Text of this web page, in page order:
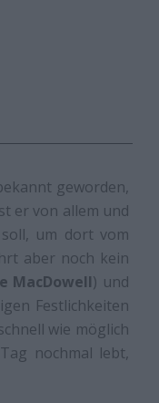
geworden,
er von allem und
um dort vom
aber noch kein
MacDowell) und
Festlichkeiten
wie möglich
nochmal lebt,